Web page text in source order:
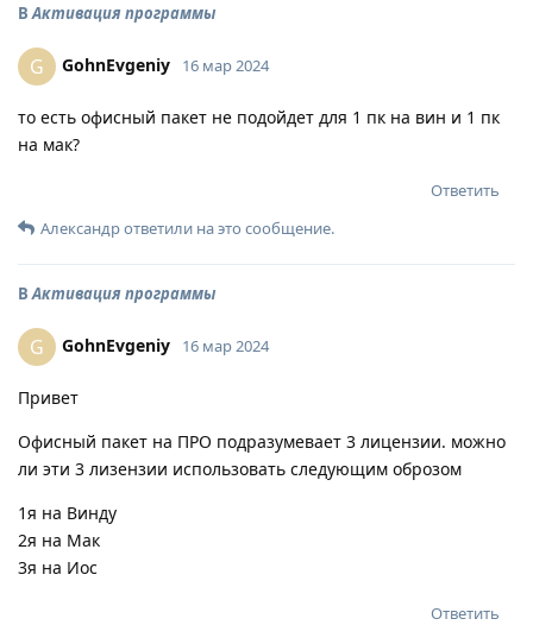
ВАктивация программы
G GohnEvgeniy 16 мар 2024
то есть офисный пакет не подойдет для 1 пк на вин и 1 пк
на мак?
Ответить
Александрответили на это сообщение.
ВАктивация программы
G GohnEvgeniy 16 мар 2024
Привет
Офисный пакет на ПРО подразумевает 3 лицензии. можно
ли эти 3 лизензии использовать следующим оброзом
1я на Винду
2я на Мак
3я на Иос
Ответить